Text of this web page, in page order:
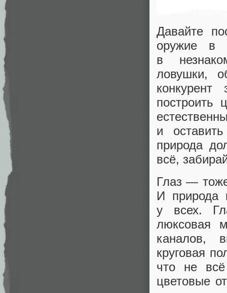
Давайте
оружие в
в
ловушки,
и
природа
всё,
Глаз —
И природа
у всех.
люксовая
каналов,
круговая
что не
цветовые